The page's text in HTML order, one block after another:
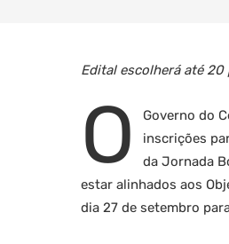
Edital escolherá até
O
Governo do
inscrições
da Jornada
estar alinhados aos
dia 27 de setembro